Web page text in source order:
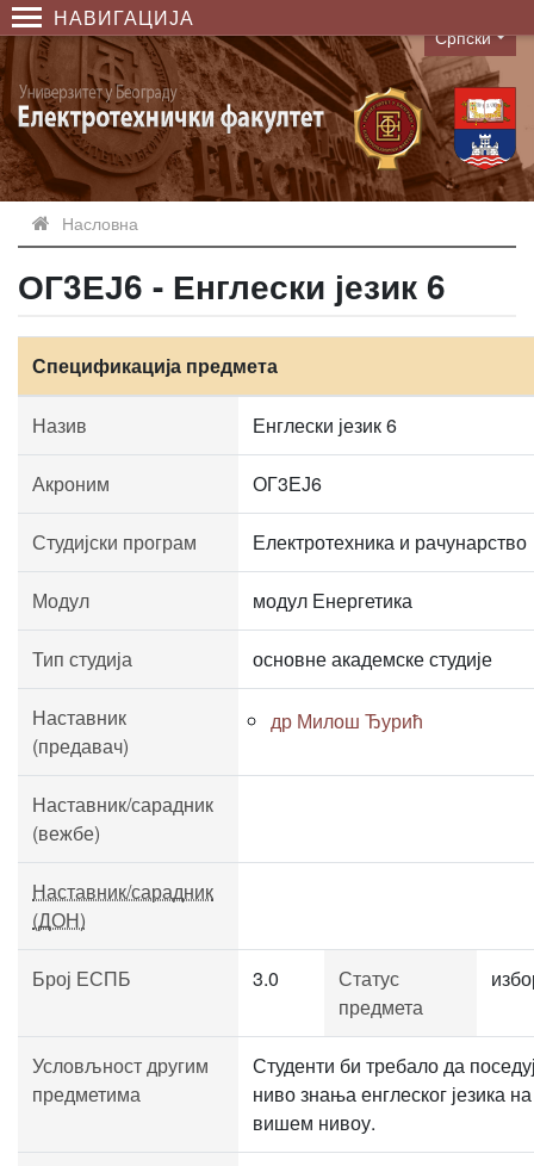
НАВИГАЦИЈА
Language
Српски
Насловна
ОГ3ЕЈ6 - Енглески језик 6
Спецификација предмета
Назив Енглески језик 6
Акроним ОГ3ЕЈ6
Студијски програм Електротехника и рачунарство
Модул модул Енергетика
Тип студија основне академске студије
Наставник
(предавач)
др Милош Ђурић
Наставник/сарадник
(вежбе)
Наставник/сарадник
(ДОН)
Број ЕСПБ 3.0
Статус
предмета
Условљност другим
предметима
Студенти би требало да
ниво знања енглеског језика на
вишем нивоу.